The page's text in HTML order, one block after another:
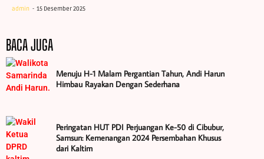
admin 15 Desember 2025
BACA JUGA
Menuju H-1 Malam Pergantian Tahun, Andi Harun
Himbau Rayakan Dengan Sederhana
Peringatan HUT PDI Perjuangan Ke-50 di Cibubur,
Samsun: Kemenangan 2024 Persembahan Khusus
dari Kaltim